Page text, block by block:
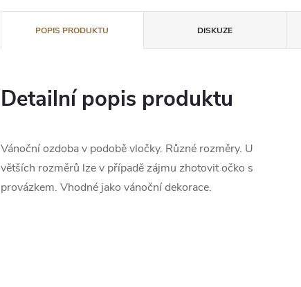
POPIS PRODUKTU DISKUZE
Detailní popis produktu
Vánoční ozdoba v podobě vločky. Různé rozměry. U
větších rozměrů lze v případě zájmu zhotovit očko s
provázkem. Vhodné jako vánoční dekorace.